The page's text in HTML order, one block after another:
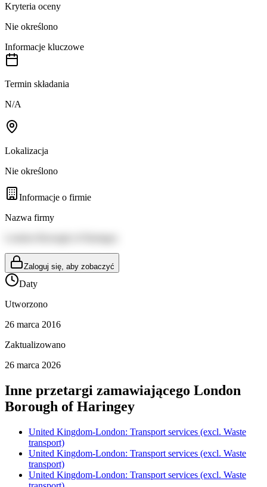
Kryteria oceny
Nie określono
Informacje kluczowe
Termin składania
N/A
Lokalizacja
Nie określono
Informacje o firmie
Nazwa firmy
Zaloguj się, aby zobaczyć
Daty
Utworzono
26 marca 2016
Zaktualizowano
26 marca 2026
Inne przetargi zamawiającego London
Borough of Haringey
United Kingdom-London: Transport services (excl. Waste
transport)
United Kingdom-London: Transport services (excl. Waste
transport)
United Kingdom-London: Transport services (excl. Waste